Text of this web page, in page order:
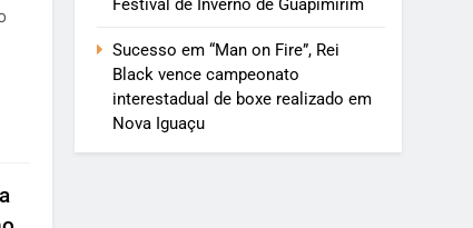
Festival de Inverno de Guapimirim
Sucesso em “Man on Fire”, Rei
Black vence campeonato
interestadual de boxe realizado em
Nova Iguaçu